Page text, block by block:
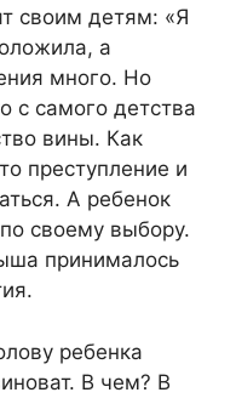
своим детям: «Я
а
много. Но
с самого детства
вины. Как
преступление и
А ребенок
своему выбору.
принималось
ребенка
В чем? В